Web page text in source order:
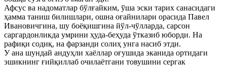
Афсус ва надоматлар бўлғайким, ўша эски тарих санасидаги
ҳамма таниш билишлари, ошна оғайнилари орасида Павел
Ивановичгина, шу боёқишгина йўл-чўлларда, сарсон
саргардонликда умрини ҳуда-беҳуда ўтказиб юборди. На
рафиқи содиқ, на фарзанди солиҳ унга насиб этди.
У ана шундай андуҳли хаёллар оғушида эканида ортидаги
эшикнинг ғийқиллаб очилаётгани товушини сергак